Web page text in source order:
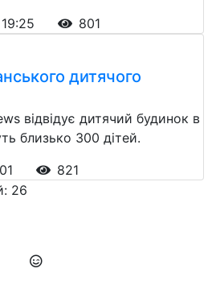
801
дитячого
відвідує дитячий будинок в
близько 300 дітей.
821
26